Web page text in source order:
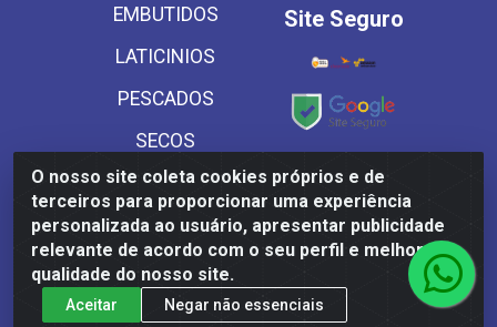
O nosso site coleta cookies próprios e de
terceiros para proporcionar uma experiência
personalizada ao usuário, apresentar publicidade
relevante de acordo com o seu perfil e melhorar a
qualidade do nosso site.
Aceitar Negar não essenciais
EMBUTIDOS
LATICINIOS
PESCADOS
SECOS
SUINOS
VEGETAIS CONG E
MASSAS
Site Seguro
Baixe já
nosso APP